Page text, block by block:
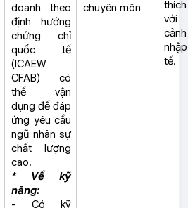
doanh theo
định hướng
chứng chỉ
quốc tế
(ICAEW
CFAB) có
thể vận
dụng để đáp
ứng yêu cầu
ngũ nhân sự
chất lượng
cao.
* Về kỹ
năng:
- Có kỹ
chuyên môn
tế.